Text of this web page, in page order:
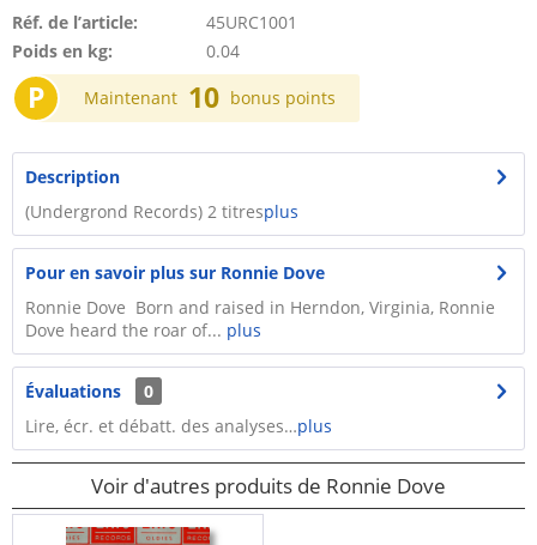
Réf. de l’article:
45URC1001
Poids en kg:
0.04
P Maintenant 10 bonus points
Description
(Undergrond Records) 2 titresplus
Pour en savoir plus sur Ronnie Dove
Ronnie Dove Born and raised in Herndon, Virginia, Ronnie
Dove heard the roar of... plus
Évaluations
0
Lire, écr. et débatt. des analyses…plus
Voir d'autres produits de Ronnie Dove